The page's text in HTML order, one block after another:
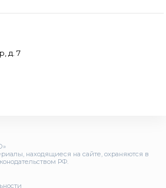
д. 7
находящиеся на сайте, охраняются в
РФ.